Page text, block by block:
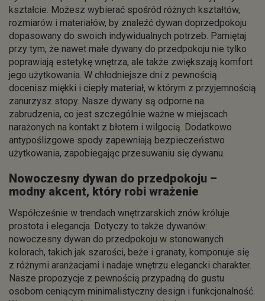
kształcie. Możesz wybierać spośród różnych kształtów,
rozmiarów i materiałów, by znaleźć dywan doprzedpokoju
dopasowany do swoich indywidualnych potrzeb. Pamiętaj
przy tym, że nawet małe dywany do przedpokoju nie tylko
poprawiają estetykę wnętrza, ale także zwiększają komfort
jego użytkowania. W chłodniejsze dni z pewnością
docenisz miękki i ciepły materiał, w którym z przyjemnością
zanurzysz stopy. Nasze dywany są odporne na
zabrudzenia, co jest szczególnie ważne w miejscach
narażonych na kontakt z błotem i wilgocią. Dodatkowo
antypoślizgowe spody zapewniają bezpieczeństwo
użytkowania, zapobiegając przesuwaniu się dywanu.
Nowoczesny dywan do przedpokoju –
modny akcent, który robi wrażenie
Współcześnie w trendach wnętrzarskich znów króluje
prostota i elegancja. Dotyczy to także dywanów:
nowoczesny dywan do przedpokoju w stonowanych
kolorach, takich jak szarości, beże i granaty, komponuje się
z różnymi aranżacjami i nadaje wnętrzu elegancki charakter.
Nasze propozycje z pewnością przypadną do gustu
osobom ceniącym minimalistyczny design i funkcjonalność.